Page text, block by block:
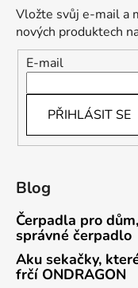
Vložte svůj e-mail a
nových produktech
E-mail
PŘIHLÁSIT SE
Blog
Čerpadla pro
správné čerpadlo
Aku sekačky,
frčí ONDRAGON